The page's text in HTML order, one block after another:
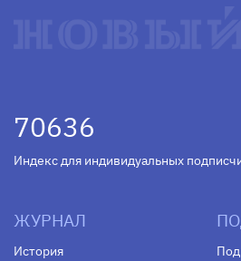
70636
Индекс для индивидуальных
ЖУРНАЛ
История